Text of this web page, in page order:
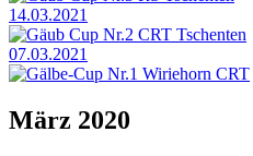
14.03.2021
Gäub Cup Nr.2 CRT Tschenten
07.03.2021
Gälbe-Cup Nr.1 Wiriehorn CRT
März 2020